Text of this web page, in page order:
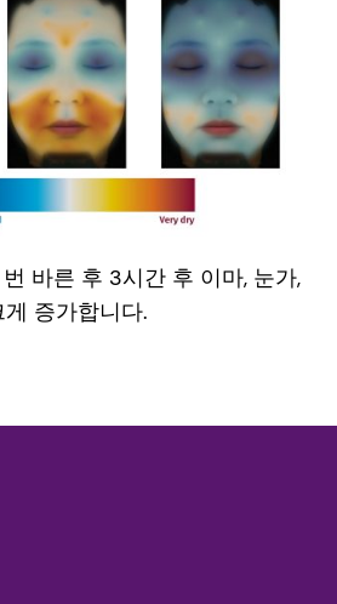
바른 후 3시간 후 이마, 눈가,
증가합니다.